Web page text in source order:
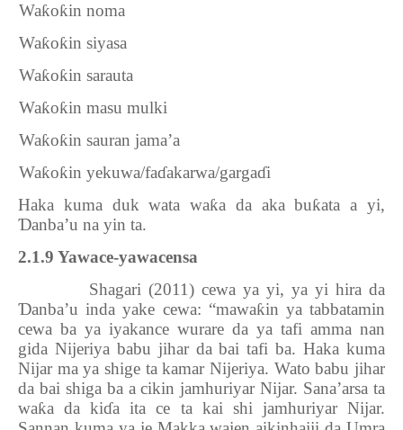
Waƙoƙin noma
Waƙoƙin siyasa
Waƙoƙin sarauta
Waƙoƙin masu mulki
Waƙoƙin sauran jama’a
Waƙoƙin yekuwa/faɗakarwa/gargaɗi
Haka kuma duk wata waƙa da aka buƙata a yi,
Ɗanba’u na yin ta.
2.1.9 Yawace-yawacensa
Shagari (2011) cewa ya yi, ya yi hira da
Ɗanba’u inda yake cewa: “mawaƙin ya tabbatamin
cewa ba ya iyakance wurare da ya tafi amma nan
gida Nijeriya babu jihar da bai tafi ba. Haka kuma
Nijar ma ya shige ta kamar Nijeriya. Wato babu jihar
da bai shiga ba a cikin jamhuriyar Nijar. Sana’arsa ta
waƙa da kiɗa ita ce ta kai shi jamhuriyar Nijar.